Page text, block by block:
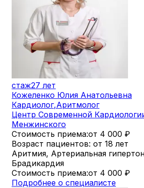
стаж27 лет
Кожеленко Юлия Анатольевна
Кардиолог,Аритмолог
Центр Современной
Менжинского
Стоимость приема:от 4 000 ₽
Возраст пациентов: от 18 лет
Аритмия, Артериальная
Брадикардия
Стоимость приема:от 4 000 ₽
Подробнее о специалисте